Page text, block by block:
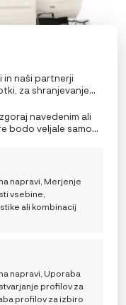
in naši partnerji
za shranjevanje
obdelavo
ali edinstveni
ali
navedenim ali
bodo veljale samo
o piškotkih ali
dnu zaslona.
napravi, Merjenje
vsebine,
ali kombinacij
napravi, Uporaba
profilov za
profilov za izbiro
Complete bundle
€